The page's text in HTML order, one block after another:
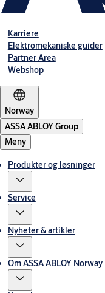
Karriere
Elektromekaniske guider
Partner Area
Webshop
Norway
ASSA ABLOY Group
Meny
Produkter og løsninger
Service
Nyheter & artikler
Om ASSA ABLOY Norway